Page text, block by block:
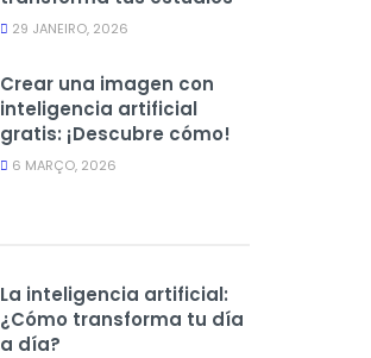
29 JANEIRO, 2026
Crear una imagen con
inteligencia artificial
gratis: ¡Descubre cómo!
6 MARÇO, 2026
La inteligencia artificial:
¿Cómo transforma tu día
a día?